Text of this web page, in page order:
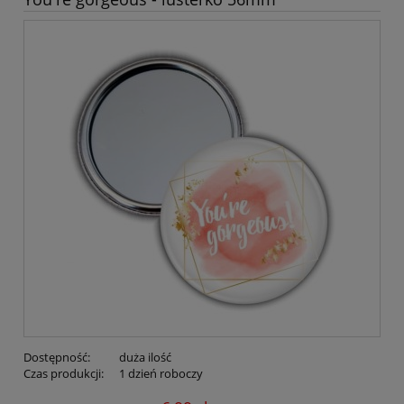
Dostępność:
duża ilość
Czas produkcji:
1 dzień roboczy